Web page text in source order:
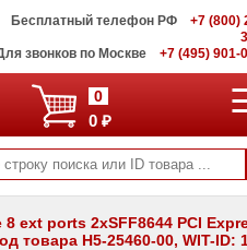
Бесплатный телефон РФ
+7 (800)
звонков по Москве
+7 (495) 901-
0
0 ₽
8 ext ports 2xSFF8644 PCI
товара H5-25460-00, WIT-ID: